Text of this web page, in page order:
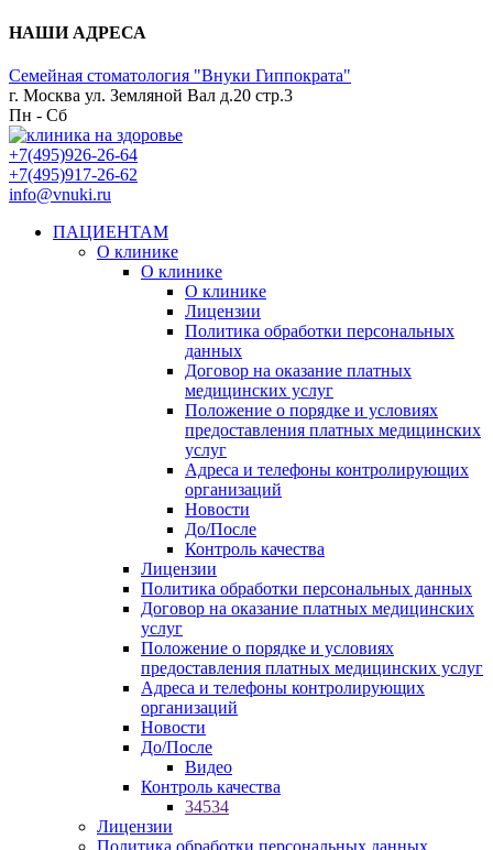
НАШИ АДРЕСА
Семейная стоматология "Внуки Гиппократа"
г. Москва ул. Земляной Вал д.20 стр.3
Пн - Сб
+7(495)926-26-64
+7(495)917-26-62
info@vnuki.ru
ПАЦИЕНТАМ
О клинике
О клинике
О клинике
Лицензии
Политика обработки персональных
данных
Договор на оказание платных
медицинских услуг
Положение о порядке и условиях
предоставления платных медицинских
услуг
Адреса и телефоны контролирующих
организаций
Новости
До/После
Контроль качества
Лицензии
Политика обработки персональных данных
Договор на оказание платных медицинских
услуг
Положение о порядке и условиях
предоставления платных медицинских услуг
Адреса и телефоны контролирующих
организаций
Новости
До/После
Видео
Контроль качества
34534
Лицензии